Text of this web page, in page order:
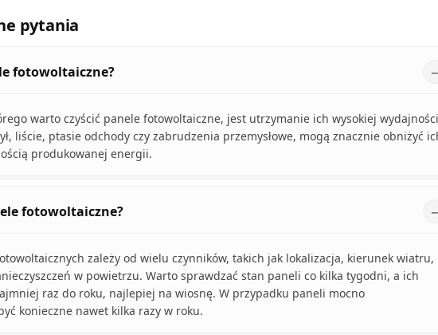
pytania
fotowoltaiczne?
warto czyścić panele fotowoltaiczne, jest utrzymanie ich wysokiej
liście, ptasie odchody czy zabrudzenia przemysłowe, mogą znacznie obniżyć
produkowanej energii.
fotowoltaiczne?
zależy od wielu czynników, takich jak lokalizacja, kierunek wiatru,
w powietrzu. Warto sprawdzać stan paneli co kilka tygodni, a ich
raz do roku, najlepiej na wiosnę. W przypadku paneli mocno
konieczne nawet kilka razy w roku.